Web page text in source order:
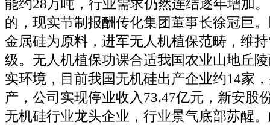
能约28万吨，行业需求仍然连结逐年增加
的，现实节制报酬传化集团董事长徐冠巨
金属硅为原料，进军无人机植保范畴，维
级。无人机植保功课合适我国农业山地丘
实环境，目前我国无机硅出产企业约14家
产，公司实现停业收入73.47亿元，新安股
无机硅行业龙头企业，行业景气底部苏醒